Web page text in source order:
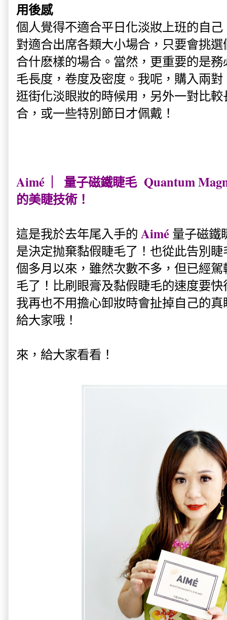
用後感
個人覺得不適合平日化淡妝上班的自
對適合出席各類大小場合，只要會挑
合什麽樣的場合。當然，更重要的是
毛長度，卷度及密度。我呢，購入兩
逛街化淡眼妝的時候用，另外一對比
合，或一些特別節日才佩戴！
Aimé ︳量子磁鐵睫毛 Quantum
的美睫技術！
這是我於去年尾入手的 Aimé 量子磁鐵
是決定抛棄黏假睫毛了！也從此告別
個多月以來，雖然次數不多，但已經
毛了！比刷眼膏及黏假睫毛的速度要
我再也不用擔心卸妝時會扯掉自己的
給大家哦！
來，給大家看看！